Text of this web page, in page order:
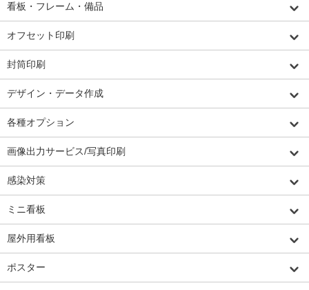
看板・フレーム・備品
オフセット印刷
封筒印刷
デザイン・データ作成
各種オプション
画像出力サービス/写真印刷
感染対策
ミニ看板
屋外用看板
ポスター